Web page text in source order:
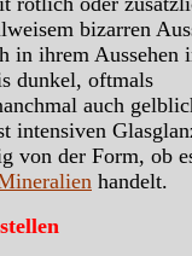
bizarren
in ihrem Aussehen
dunkel, oftmals
auch
intensiven
von der Form, ob
handelt.